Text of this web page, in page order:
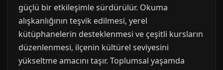
güçlü bir etkileşimle sürdürülür. Okuma
alışkanlığının teşvik edilmesi, yerel
kütüphanelerin desteklenmesi ve çeşitli kursların
düzenlenmesi, ilçenin kültürel seviyesini
yükseltme amacını taşır. Toplumsal yaşamda